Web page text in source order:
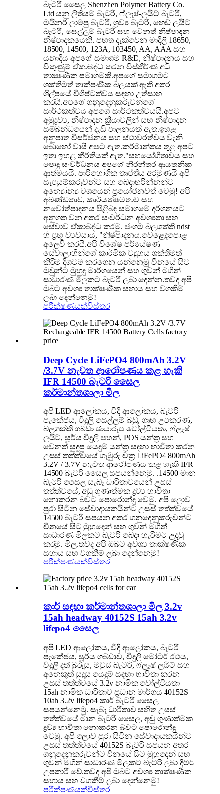
බැටරි සෛල Shenzhen Polymer Battery Co.
Ltd යනු ලිතියම් බැටරි, ෆ්ලෑෂ්-ලයිට් බැටරි,
මයිනර් ලාම්පු බැටරි, ශ්‍රව්‍ය බැටරි, හෙඩ් ලයිට්
බැටරි, සෙල්ලම් බැටරි සහ වෙනත් නිෂ්පාදන
නිෂ්පාදකයෙකි. පහත දැක්වෙන මාදිලි 18650,
18500, 14500, 123A, 103450, AA, AAA සහ
යනාදිය අපගේ සමාගම R&D, නිෂ්පාදනය සහ
විකුණුම් ඒකාබද්ධ කරන විස්තීර්ණ අධි
තාක්‍ෂණික සමාගමකි.අපගේ සමාගමට
ශක්තිමත් තාක්ෂණික බලයක් ඇති අතර
ශිල්පයේ විශිෂ්ටත්වය සඳහා උත්සාහ
කරයි.අපගේ ගනුදෙනුකරුවන්ගේ
සාර්ථකත්වය අපගේ සාර්ථකත්වයයි.අපට
අමුද්‍රව්‍ය, නිෂ්පාදන ක්‍රියාවලීන් සහ නිෂ්පාදන
සම්බන්ධයෙන් දැඩි පාලනයක් ඇත.ඉහළ
අනුපාත විසර්ජනය සහ ස්ථාවරත්වය වැනි
බොහෝ වාසි අපට ඇත.කර්මාන්තය තුළ අපට
ඉතා ඉහළ කීර්තියක් ඇත."සහයෝගීතාවය සහ
පොදු සංවර්ධනය අපගේ නිරන්තර ආයතනික
ආත්මයයි. පාරිභෝගික තෘප්තිය අරමුණයි අපි
සැපයුම්කරුවන්ට සහ බෙදාහරින්නන්ට
අන්‍යෝන්‍ය වශයෙන් ප්‍රයෝජනවත් වෙමු! අපි
අඛණ්ඩතාව, කාර්යක්ෂමතාව සහ
නවෝත්පාදනය පිළිබඳ සමාගමේ දර්ශනයට
අනුගත වන අතර සංවර්ධන අවශ්‍යතා සහ
සේවාව ඒකාබද්ධ කරමු. ජංගම බලශක්ති ndst
හි ප්‍රභූ ව්‍යවසාය, "නිෂ්පාදනය.වෙළෙඳපොළ
අලෙවි කරයි.අපි විශේෂ පර්යේෂණ
සේවාලාභීන්ගේ කාර්මික ව්‍යුහය ශක්තිමත්
කිරීම දිගටම කරගෙන යන්නෙමු චීනයේ සිට
ඔවුන්ට මුහුදු මාර්ගයෙන් සහ ගුවන් මගින්
සාධාරණ මිලකට බැටරි ලබා දෙන්න.තවද අපි
ඔබට අවශ්‍ය තාක්ෂණික සහාය සහ වගකීම්
ලබා දෙන්නෙමු!
පරීක්ෂණයක්විස්තර
Deep Cycle LiFePO4 800mAh 3.2V
/3.7V නැවත ආරෝපණය කළ හැකි
IFR 14500 බැටරි සෛල
කර්මාන්තශාලා මිල
අපි LED ආලෝකය, වීදි ආලෝකය, බැටරි
පැකේජය, විදුලි සෙල්ලම් බඩු, ගෘහ උපකරණ,
බලශක්ති ගබඩා ඡායාරූප වෝල්ටීයතා, ෆ්ලෑෂ්
ලයිට්, සූර්ය විදුලි පහන්, POS යන්ත්‍ර සහ
වෙනත් සුදුසු යෙදුම් යන්ත්‍ර සඳහා භාවිතා කරන
උසස් තත්ත්වයේ ගැඹුරු චක්‍ර LiFePO4 800mAh
3.2V / 3.7V නැවත ආරෝපණය කළ හැකි IFR
14500 බැටරි සෛල සපයන්නෙමු. .14500 මාන
බැටරි සෛල සැබෑ ධාරිතාවයෙන් උසස්
තත්ත්වයේ, අඩු ගුණාත්මක ද්‍රව්‍ය භාවිතා
නොකරන බවට පොරොන්දු වෙමු. අපි ලොව
පුරා සිටින සේවාදායකයින්ට උසස් තත්ත්වයේ
14500 බැටරි සපයන අතර ගනුදෙනුකරුවන්ට
චීනයේ සිට මුහුදෙන් සහ ගුවන් මගින්
සාධාරණ මිලකට බැටරි බෙදා හැරීමට උදවු
කරමු. මිල.තවද අපි ඔබට අවශ්‍ය තාක්ෂණික
සහාය සහ වගකීම් ලබා දෙන්නෙමු!
පරීක්ෂණයක්විස්තර
කාර් සඳහා කර්මාන්තශාලා මිල 3.2v
15ah headway 40152S 15ah 3.2v
lifepo4 සෛල
අපි LED ආලෝකය, වීදි ආලෝකය, බැටරි
පැකේජය, සූර්ය ගබඩාව, විදුලි මෝටර් රථය,
විදුලි දත් බුරුසු, මවුස් බැටරි, ෆ්ලෑෂ් ලයිට් සහ
අනෙකුත් සුදුසු යෙදුම් සඳහා භාවිතා කරන
උසස් තත්ත්වයේ 3.2v නාමික වෝල්ටීයතා
15ah නාමික ධාරිතාව ප්‍රධාන මාර්ගය 40152S
10ah 3.2v lifepo4 කාර් බැටරි සෛල
සපයන්නෙමු. සැබෑ ධාරිතාව සහිත උසස්
තත්ත්වයේ මාන බැටරි සෛල, අඩු ගුණාත්මක
ද්‍රව්‍ය භාවිතා නොකරන බවට පොරොන්දු
වෙමු. අපි ලොව පුරා සිටින සේවාදායකයින්ට
උසස් තත්ත්වයේ 40152S බැටරි සපයන අතර
ගනුදෙනුකරුවන්ට චීනයේ සිට මුහුදෙන් සහ
ගුවන් මගින් සාධාරණ මිලකට බැටරි ලබා දීමට
උපකාරී වේ.තවද අපි ඔබට අවශ්‍ය තාක්ෂණික
සහාය සහ වගකීම් ලබා දෙන්නෙමු!
පරීක්ෂණයක්විස්තර